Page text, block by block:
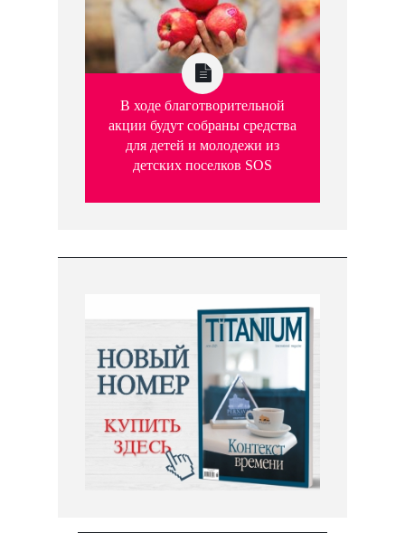
В ходе благотворительной
акции будут собраны средства
для детей и молодежи из
детских поселков SOS